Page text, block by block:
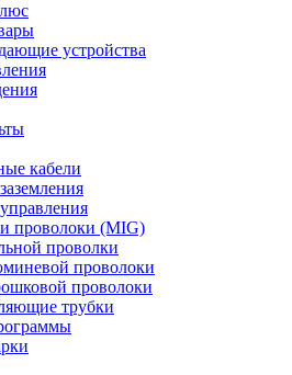
устройства
кабели
проволоки (MIG)
проволки
проволоки
проволоки
трубки